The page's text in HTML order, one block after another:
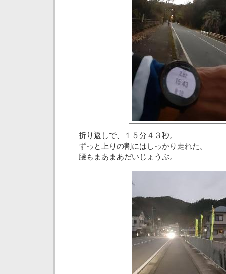
折り返しで、１５分４３秒。
ずっと上りの割にはしっかり走れた。
腰もまあまあだいじょうぶ。